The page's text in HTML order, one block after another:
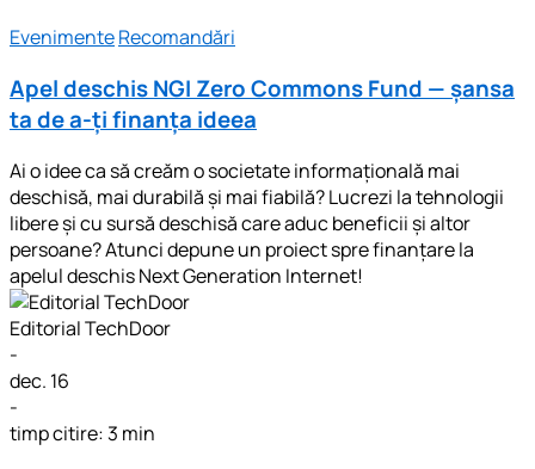
EvenimenteRecomandări
Apel deschis NGI Zero Commons Fund — șansa
ta de a-ți finanța ideea
Ai o idee ca să creăm o societate informațională mai
deschisă, mai durabilă și mai fiabilă? Lucrezi la tehnologii
libere și cu sursă deschisă care aduc beneficii și altor
persoane? Atunci depune un proiect spre finanțare la
apelul deschis Next Generation Internet!
Editorial TechDoor
-
dec. 16
-
timp citire: 3 min